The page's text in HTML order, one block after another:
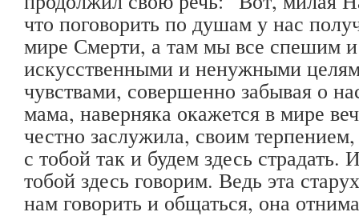
что поговорить по душам у нас
мире Смерти, а там мы все спешим
искусственными и ненужными
чувствами, совершенно забывая о
мама, наверняка окажется в мире
честно заслужила, своим
с тобой так и будем здесь
тобой здесь говорим. Ведь эта
нам говорить и общаться, она